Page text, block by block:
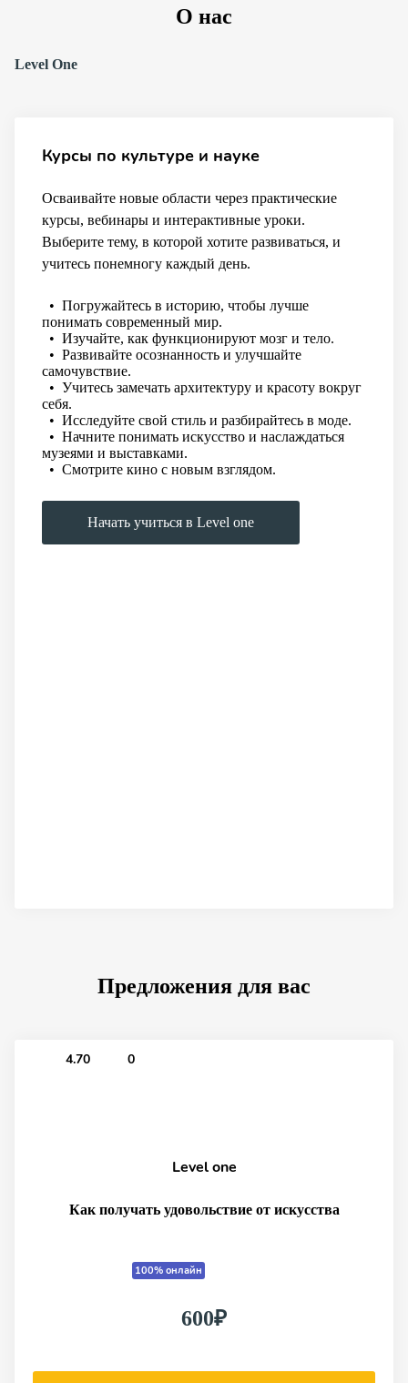
О нас
Level One
Курсы по культуре и науке
Осваивайте новые области через практические
курсы, вебинары и интерактивные уроки.
Выберите тему, в которой хотите развиваться, и
учитесь понемногу каждый день.
• Погружайтесь в историю, чтобы лучше
понимать современный мир.
• Изучайте, как функционируют мозг и тело.
• Развивайте осознанность и улучшайте
самочувствие.
• Учитесь замечать архитектуру и красоту вокруг
себя.
• Исследуйте свой стиль и разбирайтесь в моде.
• Начните понимать искусство и наслаждаться
музеями и выставками.
• Смотрите кино с новым взглядом.
Начать учиться в Level one
Предложения для вас
4.70 0
Level one
Как получать удовольствие от искусства
100% онлайн
600₽